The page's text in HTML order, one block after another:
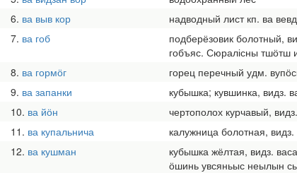
6 ва выв кор
надводный лист кп. ва
7 ва гоб
подберёзовик болотный,
гобъяс. Сюралісны тшӧтш
8 ва гормӧг
горец перечный удм.
9 ва запанки
кубышка; кувшинка, видз.
10 ва йӧн
чертополох курчавый,
11 ва купальнича
калужница болотная,
12 ва кушман
кубышка жёлтая, видз.
ӧшинь увсяньыс неылын